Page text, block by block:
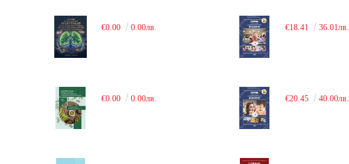
€0.00 0.00лв.
€0.00 0.00лв.
€18.41 36.01лв.
€20.45 40.00лв.